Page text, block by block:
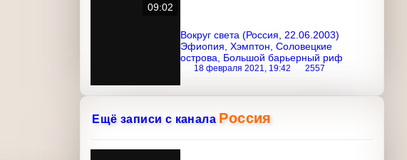
09:02
Вокруг света (Россия, 22.06.2003)
Эфиопия, Хэмптон, Соловецкие
острова, Большой барьерный риф
18 февраля 2021, 19:42 2557
Ещё записи с каналаРоссия